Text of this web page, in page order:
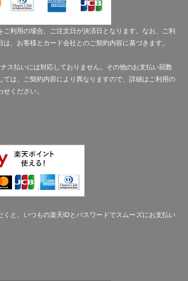
ご利用の場合、ご注文日が決済日となります。なお、ご利
は、お客様とカード会社とのご契約内容に基づきます。
ス払いには対応しておりません。その他のお支払い回数
ては、ご契約内容により異なりますので、詳細はご利用の
せください。
くと、いつもの楽天IDとパスワードでスムーズにお支払い